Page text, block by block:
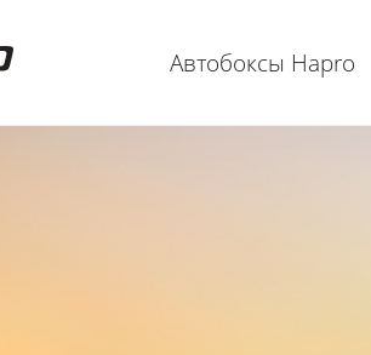
Автобоксы Hapro